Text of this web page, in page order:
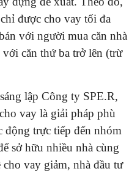
được cho vay tối đa
với người mua căn nhà
căn thứ ba trở lên (trừ
lập Công ty SPE.R,
vay là giải pháp phù
động trực tiếp đến nhóm
sở hữu nhiều nhà cùng
vay giảm, nhà đầu tư